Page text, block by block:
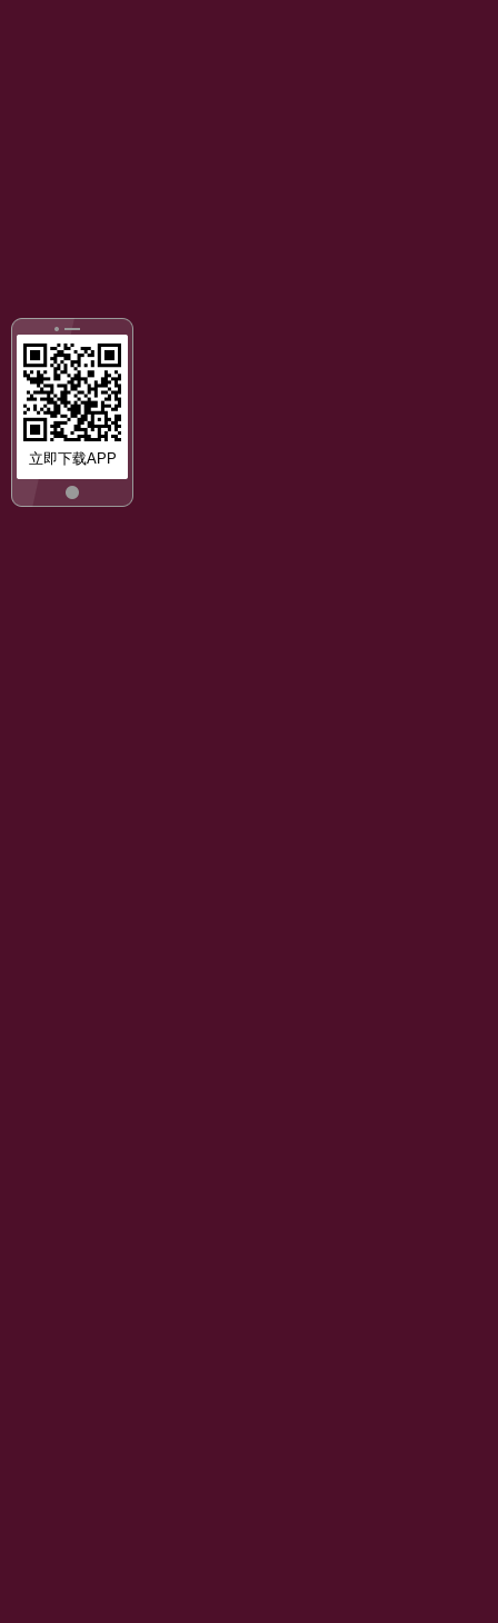
立即下载APP